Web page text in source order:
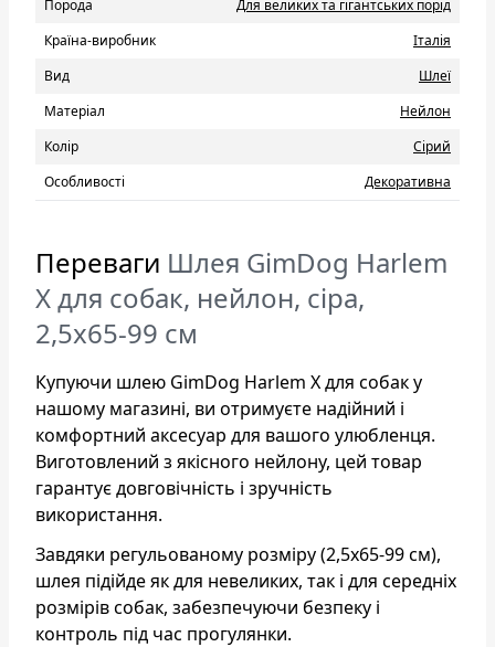
Порода
Для великих та гігантських порід
Країна-виробник
Італія
Вид
Шлеї
Матеріал
Нейлон
Колір
Сірий
Особливості
Декоративна
Переваги Шлея GimDog Harlem
X для собак, нейлон, сіра,
2,5х65-99 см
Купуючи шлею GimDog Harlem X для собак у
нашому магазині, ви отримуєте надійний і
комфортний аксесуар для вашого улюбленця.
Виготовлений з якісного нейлону, цей товар
гарантує довговічність і зручність
використання.
Завдяки регульованому розміру (2,5х65-99 см),
шлея підійде як для невеликих, так і для середніх
розмірів собак, забезпечуючи безпеку і
контроль під час прогулянки.